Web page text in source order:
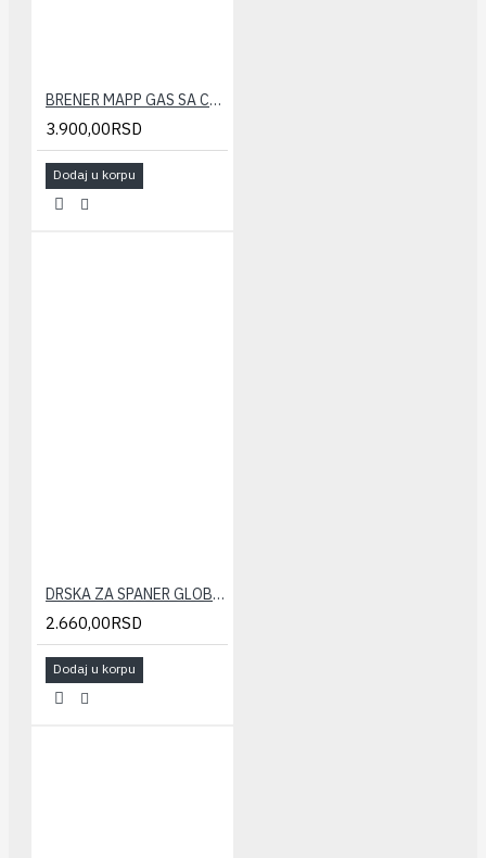
BRENER MAPP GAS SA CREVOM
3.900,00RSD
Dodaj u korpu
DRSKA ZA SPANER GLOBAL-alat za spajanje radijatora
2.660,00RSD
Dodaj u korpu